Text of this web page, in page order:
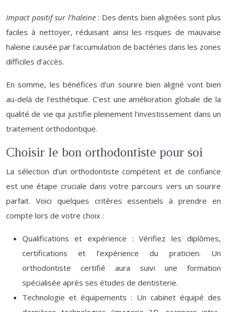
Impact positif sur l’haleine: Des dents bien alignées sont plus
faciles à nettoyer, réduisant ainsi les risques de mauvaise
haleine causée par l’accumulation de bactéries dans les zones
difficiles d’accès.
En somme, les bénéfices d’un sourire bien aligné vont bien
au-delà de l’esthétique. C’est une amélioration globale de la
qualité de vie qui justifie pleinement l’investissement dans un
traitement orthodontique.
Choisir le bon orthodontiste pour soi
La sélection d’un orthodontiste compétent et de confiance
est une étape cruciale dans votre parcours vers un sourire
parfait. Voici quelques critères essentiels à prendre en
compte lors de votre choix :
Qualifications et expérience : Vérifiez les diplômes,
certifications et l’expérience du praticien. Un
orthodontiste certifié aura suivi une formation
spécialisée après ses études de dentisterie.
Technologie et équipements : Un cabinet équipé des